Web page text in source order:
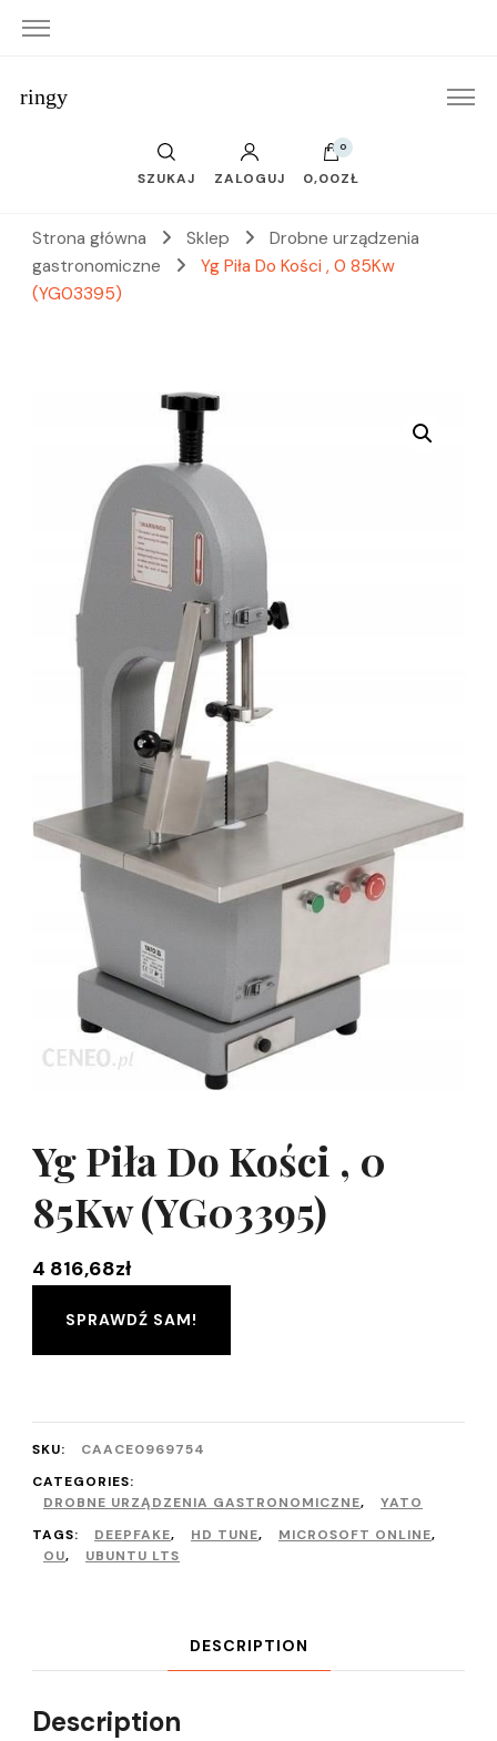
ringy
SZUKAJ ZALOGUJ
0
0,00ZŁ
Strona główna Sklep
Drobne urządzenia
gastronomiczne
Yg Piła Do Kości , 0 85Kw
(YG03395)
Yg Piła Do Kości , 0
85Kw (YG03395)
4 816,68zł
SPRAWDŹ SAM!
SKU:
CAACE0969754
CATEGORIES:
DROBNE URZĄDZENIA GASTRONOMICZNE,
YATO
TAGS:
DEEPFAKE, HD TUNE, MICROSOFT ONLINE,
OU, UBUNTU LTS
DESCRIPTION
Description